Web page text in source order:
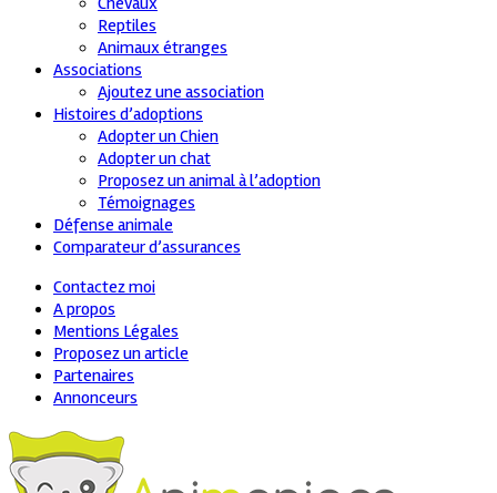
Reptiles
Animaux étranges
Associations
Ajoutez une association
Histoires d’adoptions
Adopter un Chien
Adopter un chat
Proposez un animal à l’adoption
Témoignages
Défense animale
Comparateur d’assurances
Contactez moi
A propos
Mentions Légales
Proposez un article
Partenaires
Annonceurs